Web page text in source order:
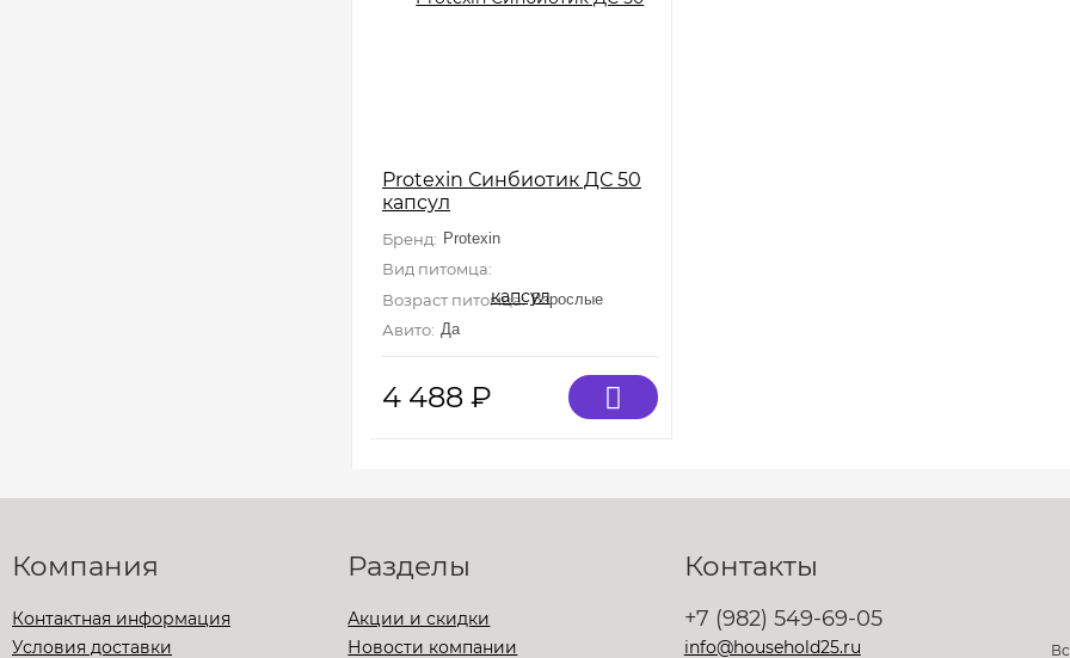
Protexin Синбиотик ДС 50
капсул
Бренд: Protexin
Вид питомца:
Возраст питомца: Взрослые
Авито: Да
4 488 ₽
Компания
Контактная информация
Условия доставки
Разделы
Акции и скидки
Новости компании
Контакты
+7 (982) 549-69-05
info@household25.ru